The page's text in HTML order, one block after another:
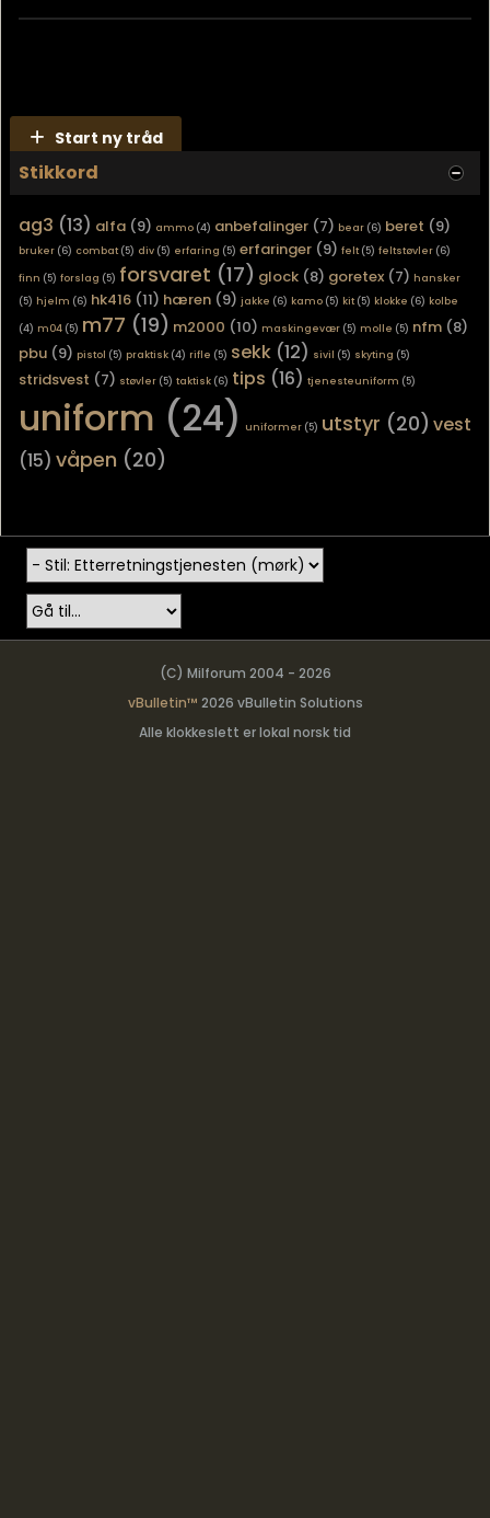
Start ny tråd
Stikkord
ag3 (13) alfa (9) ammo (4) anbefalinger (7) bear (6) beret (9)
bruker (6) combat (5) div (5) erfaring (5) erfaringer (9) felt (5) feltstøvler (6)
finn (5) forslag (5) forsvaret (17) glock (8) goretex (7) hansker
(5) hjelm (6) hk416 (11) hæren (9) jakke (6) kamo (5) kit (5) klokke (6) kolbe
(4) m04 (5) m77 (19) m2000 (10) maskingevær (5) molle (5) nfm (8)
pbu (9) pistol (5) praktisk (4) rifle (5) sekk (12) sivil (5) skyting (5)
stridsvest (7) støvler (5) taktisk (6) tips (16) tjenesteuniform (5)
uniform (24) uniformer (5) utstyr (20) vest
(15) våpen (20)
(C) Milforum 2004 - 2026
vBulletin™ 2026 vBulletin Solutions
Alle klokkeslett er lokal norsk tid